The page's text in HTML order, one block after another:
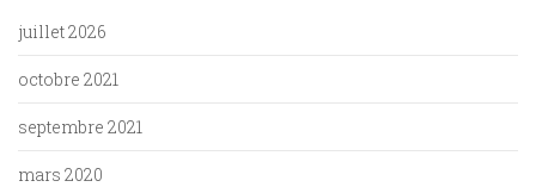
juillet 2026
octobre 2021
septembre 2021
mars 2020